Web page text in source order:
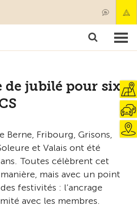
de jubilé pour six
Berne, Fribourg, Grisons,
et Valais ont été
Toutes célèbrent cet
mais avec un point
festivités : l’ancrage
avec les membres.